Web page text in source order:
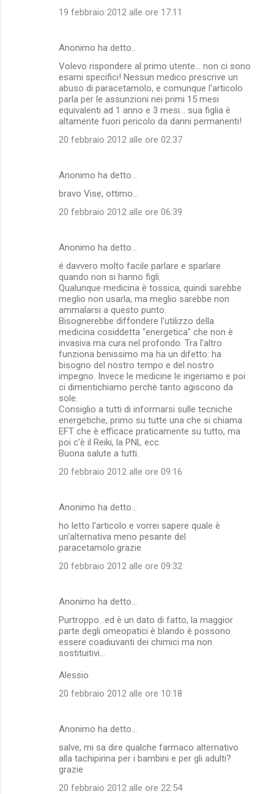
19 febbraio 2012 alle ore 17:11
Anonimo ha detto…
Volevo rispondere al primo utente... non ci sono
esami specifici! Nessun medico prescrive un
abuso di paracetamolo, e comunque l'articolo
parla per le assunzioni nei primi 15 mesi
equivalenti ad 1 anno e 3 mesi... sua figlia è
altamente fuori pericolo da danni permanenti!
20 febbraio 2012 alle ore 02:37
Anonimo ha detto…
bravo Vise, ottimo...
20 febbraio 2012 alle ore 06:39
Anonimo ha detto…
é davvero molto facile parlare e sparlare
quando non si hanno figli.
Qualunque medicina è tossica, quindi sarebbe
meglio non usarla, ma meglio sarebbe non
ammalarsi a questo punto.
Bisognerebbe diffondere l'utilizzo della
medicina cosiddetta "energetica" che non è
invasiva ma cura nel profondo. Tra l'altro
funziona benissimo ma ha un difetto: ha
bisogno del nostro tempo e del nostro
impegno. Invece le medicine le ingeriamo e poi
ci dimentichiamo perchè tanto agiscono da
sole.
Consiglio a tutti di informarsi sulle tecniche
energetiche, primo su tutte una che si chiama
EFT che è efficace praticamente su tutto, ma
poi c'è il Reiki, la PNL ecc.
Buona salute a tutti.
20 febbraio 2012 alle ore 09:16
Anonimo ha detto…
ho letto l'articolo e vorrei sapere quale è
un'alternativa meno pesante del
paracetamolo.grazie
20 febbraio 2012 alle ore 09:32
Anonimo ha detto…
Purtroppo...ed è un dato di fatto, la maggior
parte degli omeopatici è blando è possono
essere coadiuvanti dei chimici ma non
sostituitivi...
Alessio
20 febbraio 2012 alle ore 10:18
Anonimo ha detto…
salve, mi sa dire qualche farmaco alternativo
alla tachipirina per i bambini e per gli adulti?
grazie
20 febbraio 2012 alle ore 22:54